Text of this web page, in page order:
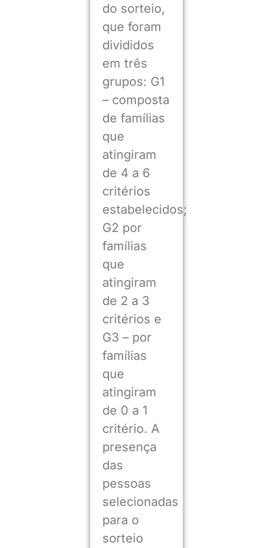
do sorteio,
que foram
divididos
em três
grupos: G1
– composta
de famílias
que
atingiram
de 4 a 6
critérios
estabelecidos;
G2 por
famílias
que
atingiram
de 2 a 3
critérios e
G3 – por
famílias
que
atingiram
de 0 a 1
critério. A
presença
das
pessoas
selecionadas
para o
sorteio